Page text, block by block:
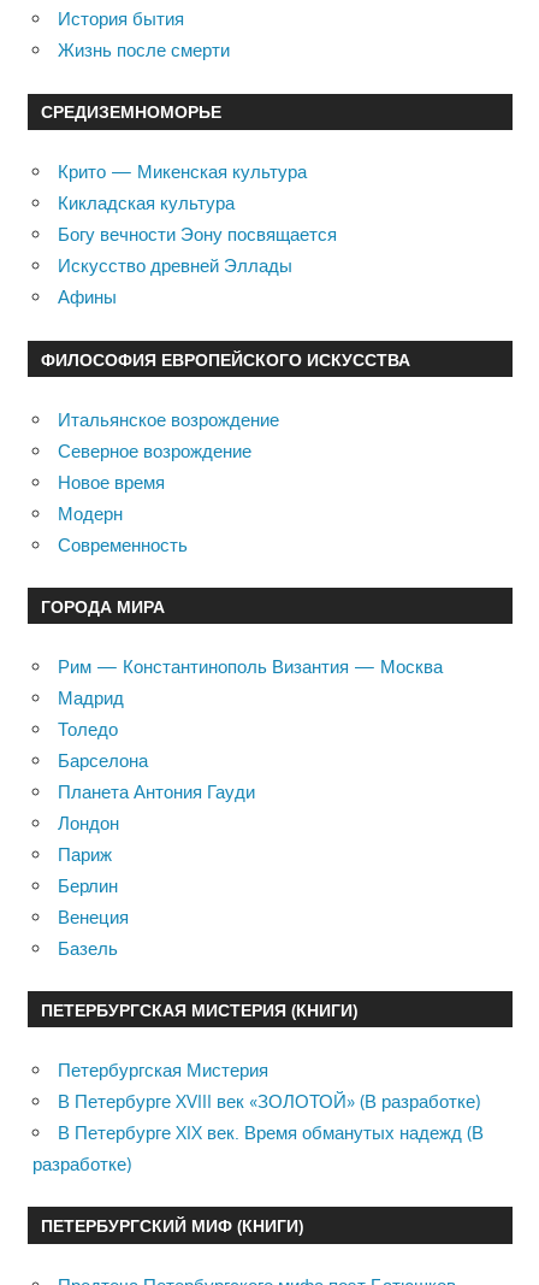
История бытия
Жизнь после смерти
СРЕДИЗЕМНОМОРЬЕ
Крито — Микенская культура
Кикладская культура
Богу вечности Эону посвящается
Искусство древней Эллады
Афины
ФИЛОСОФИЯ ЕВРОПЕЙСКОГО ИСКУССТВА
Итальянское возрождение
Северное возрождение
Новое время
Модерн
Современность
ГОРОДА МИРА
Рим — Константинополь Византия — Москва
Мадрид
Толедо
Барселона
Планета Антония Гауди
Лондон
Париж
Берлин
Венеция
Базель
ПЕТЕРБУРГСКАЯ МИСТЕРИЯ (КНИГИ)
Петербургская Мистерия
В Петербурге XVIII век «ЗОЛОТОЙ» (В разработке)
В Петербурге XIX век. Время обманутых надежд (В
разработке)
ПЕТЕРБУРГСКИЙ МИФ (КНИГИ)